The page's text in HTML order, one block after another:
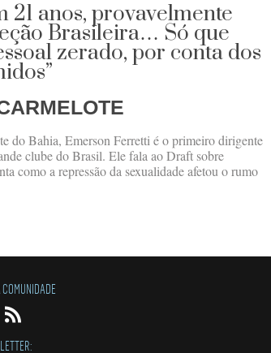
21 anos, provavelmente
Brasileira… Só que
zerado, por conta dos
do Bahia, Emerson Ferretti é o primeiro dirigente
clube do Brasil. Ele fala ao Draft sobre
como a repressão da sexualidade afetou o rumo